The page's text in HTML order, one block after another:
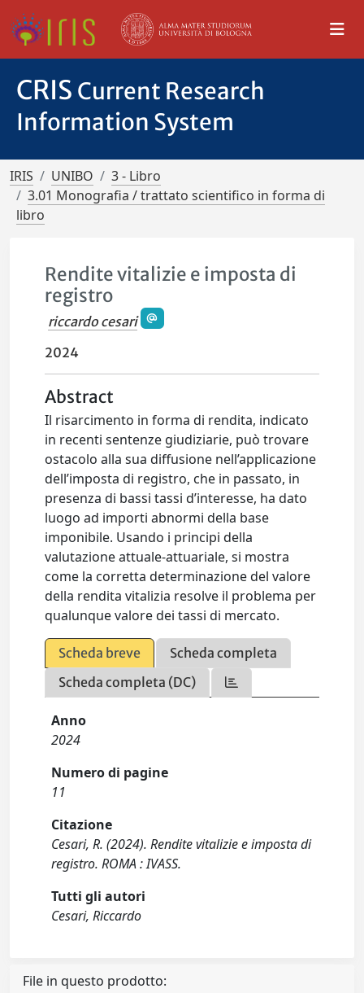
CRIS Current Research
Information System
IRIS UNIBO
3 - Libro
3.01 Monografia / trattato scientifico in forma di
libro
Rendite vitalizie e imposta di
registro
riccardo cesari
2024
Abstract
Il risarcimento in forma di rendita, indicato
in recenti sentenze giudiziarie, può trovare
ostacolo alla sua diffusione nell’applicazione
dell’imposta di registro, che in passato, in
presenza di bassi tassi d’interesse, ha dato
luogo ad importi abnormi della base
imponibile. Usando i principi della
valutazione attuale-attuariale, si mostra
come la corretta determinazione del valore
della rendita vitalizia resolve il problema per
qualunque valore dei tassi di mercato.
Scheda breve
Scheda completa
Scheda completa (DC)
Anno
2024
Numero di pagine
11
Citazione
Cesari, R. (2024). Rendite vitalizie e imposta di
registro. ROMA : IVASS.
Tutti gli autori
Cesari, Riccardo
File in questo prodotto: